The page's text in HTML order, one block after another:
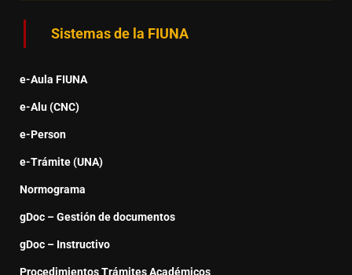
Sistemas de la FIUNA
e-Aula FIUNA
e-Alu (CNC)
e-Person
e-Trámite (UNA)
Normograma
gDoc – Gestión de documentos
gDoc – Instructivo
Procedimientos Trámites Académicos